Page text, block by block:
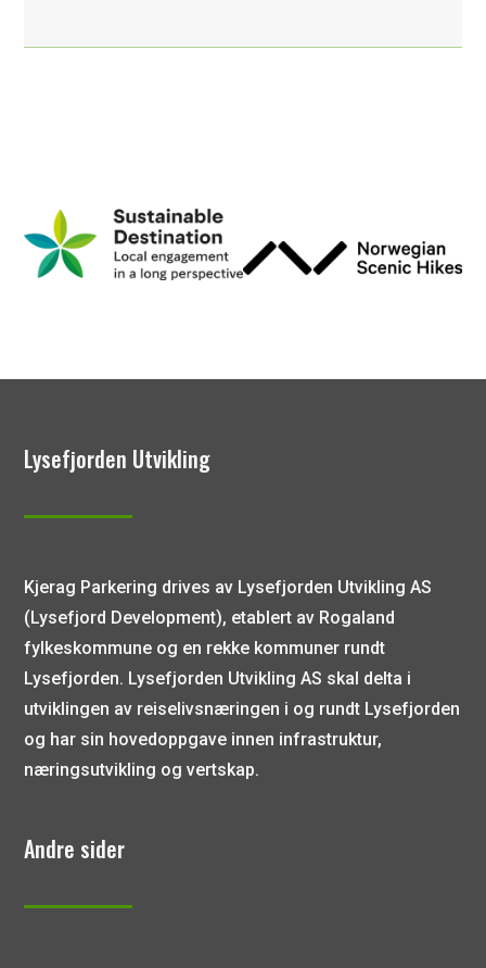
Lysefjorden Utvikling
Kjerag Parkering drives av Lysefjorden Utvikling AS
(Lysefjord Development), etablert av Rogaland
fylkeskommune og en rekke kommuner rundt
Lysefjorden. Lysefjorden Utvikling AS skal delta i
utviklingen av reiselivsnæringen i og rundt Lysefjorden
og har sin hovedoppgave innen infrastruktur,
næringsutvikling og vertskap.
Andre sider